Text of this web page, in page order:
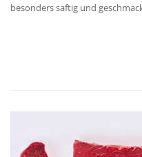
besonders saftig und